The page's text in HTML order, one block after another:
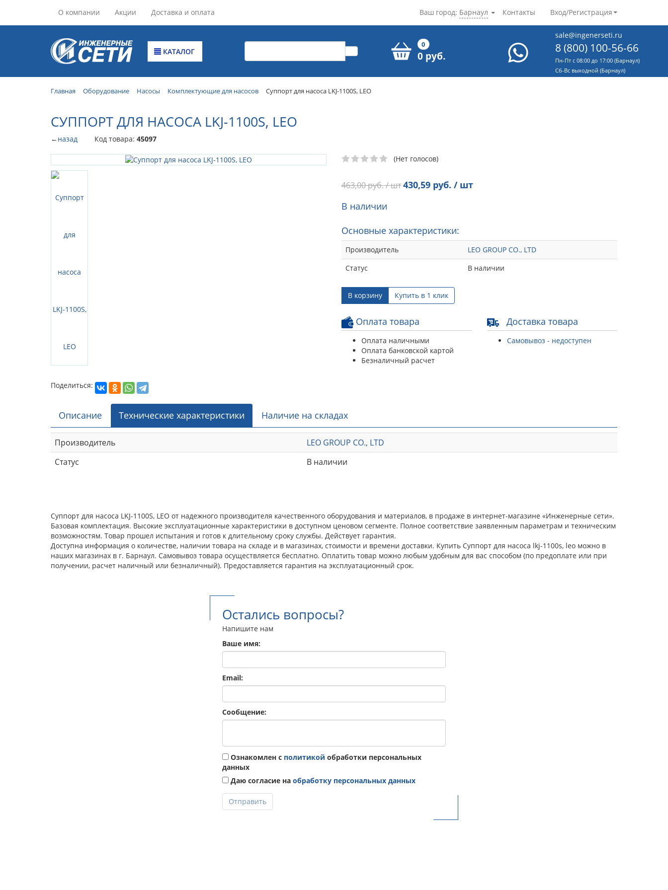
О компании Акции Доставка и оплата Контакты Вход/Регистрация
Ваш город: Барнаул
КАТАЛОГ
0
0 руб.
sale@ingenerseti.ru
8 (800) 100-56-66
Пн-Пт с 08:00 до 17:00 (Барнаул)
Cб-Вс выходной (Барнаул)
Главная Оборудование Насосы Комплектующие для насосов Суппорт для насоса LKJ-1100S, LEO
СУППОРТ ДЛЯ НАСОСА LKJ-1100S, LEO
←назад Код товара: 45097
Поделиться:
(Нет голосов)
463,00руб. / шт430,59 руб. / шт
В наличии
Основные характеристики:
Производитель
LEO GROUP CO., LTD
Статус
В наличии
В корзину Купить в 1 клик
Оплата товара
Оплата наличными
Оплата банковской картой
Безналичный расчет
Доставка товара
Самовывоз - недоступен
Описание Технические характеристики Наличие на складах
Производитель
LEO GROUP CO., LTD
Статус
В наличии
Суппорт для насоса LKJ-1100S, LEO от надежного производителя качественного оборудования и материалов, в продаже в интернет-магазине «Инженерные сети».
Базовая комплектация. Высокие эксплуатационные характеристики в доступном ценовом сегменте. Полное соответствие заявленным параметрам и техническим
возможностям. Товар прошел испытания и готов к длительному сроку службы. Действует гарантия.
Доступна информация о количестве, наличии товара на складе и в магазинах, стоимости и времени доставки. Купить Суппорт для насоса lkj-1100s, leo можно в
наших магазинах в г. Барнаул. Самовывоз товара осуществляется бесплатно. Оплатить товар можно любым удобным для вас способом (по предоплате или при
получении, расчет наличный или безналичный). Предоставляется гарантия на эксплуатационный срок.
Остались вопросы?
Напишите нам
Ваше имя:
Email:
Сообщение:
Ознакомлен с политикой обработки персональных
данных
Даю согласие на обработку персональных данных
Отправить